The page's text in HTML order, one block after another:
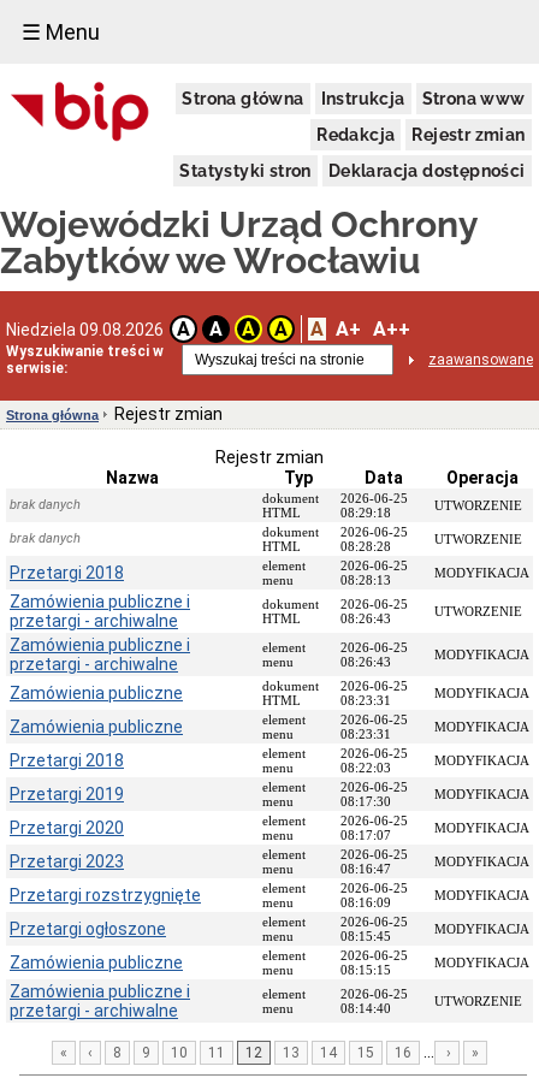
☰ Menu
Strona główna Instrukcja
Strona www
Redakcja
Rejestr zmian
Statystyki stron
Deklaracja dostępności
Wojewódzki Urząd Ochrony
Zabytków we Wrocławiu
Niedziela 09.08.2026 A A A A A A+ A++
Wyszukiwanie treści w
serwisie:
zaawansowane
Dostępność
Deklaracja
dostępności
realizowanym
projekcie
dofinansowanym
Europejskich
Delegatury
adresowe
Podstawy
Osoby
i
kompetencje
Przedmiot
działania
i
kompetencje
Sprawozdawczość
finansowa
Statystyki
Wojewódzka
Ochrony
Zabytków
klienta
Jak
sprawę
Przyjmowanie
Opłaty
skarbowe
Szukam
legalnie
Obwieszczenia,
Strona główna Rejestr zmian
Rejestr zmian
Nazwa
Typ Data Operacja
brak danych
dokument
HTML
2026-06-25
08:29:18
UTWORZENIE
brak danych
dokument
HTML
2026-06-25
08:28:28
UTWORZENIE
Przetargi 2018
element
menu
2026-06-25
08:28:13
MODYFIKACJA
Zamówienia publiczne i
przetargi - archiwalne
dokument
HTML
2026-06-25
08:26:43
UTWORZENIE
Zamówienia publiczne i
przetargi - archiwalne
element
menu
2026-06-25
08:26:43
MODYFIKACJA
Zamówienia publiczne
dokument
HTML
2026-06-25
08:23:31
MODYFIKACJA
Zamówienia publiczne
element
menu
2026-06-25
08:23:31
MODYFIKACJA
Przetargi 2018
element
menu
2026-06-25
08:22:03
MODYFIKACJA
Przetargi 2019
element
menu
2026-06-25
08:17:30
MODYFIKACJA
Przetargi 2020
element
menu
2026-06-25
08:17:07
MODYFIKACJA
Przetargi 2023
element
menu
2026-06-25
08:16:47
MODYFIKACJA
Przetargi rozstrzygnięte
element
menu
2026-06-25
08:16:09
MODYFIKACJA
Przetargi ogłoszone
element
menu
2026-06-25
08:15:45
MODYFIKACJA
Zamówienia publiczne
element
menu
2026-06-25
08:15:15
MODYFIKACJA
Zamówienia publiczne i
przetargi - archiwalne
element
menu
2026-06-25
08:14:40
UTWORZENIE
« ‹ 8 9 10 11 12 13 14 15 16 › »